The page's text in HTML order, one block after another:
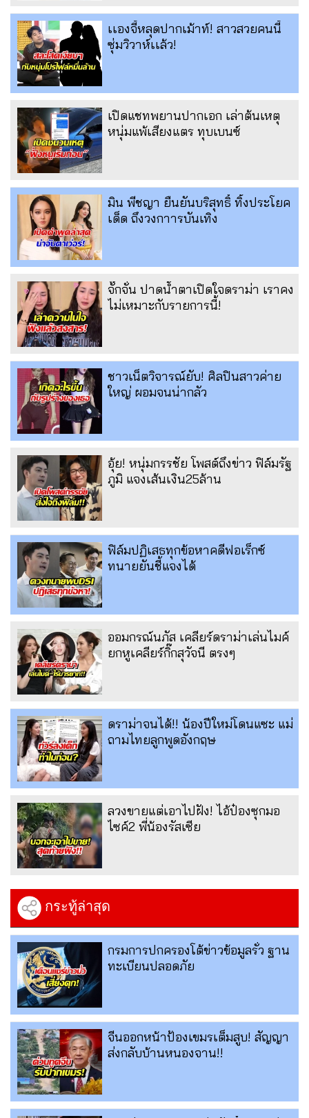
เเองจี้หลุดปากเม้าท์! สาวสวยคนนี้
ซุ่มวิวาห์เเล้ว!
เปิดแชทพยานปากเอก เล่าต้นเหตุ
หนุ่มแพ้เสียงแตร ทุบเบนซ์
มิน พีชญา ยืนยันบริสุทธิ์ ทิ้งประโยค
เด็ด ถึงวงกาารบันเทิง
จั๊กจั่น ปาดน้ำตาเปิดใจดราม่า เราคง
ไม่เหมาะกับรายการนี้!
ชาวเน็ตวิจารณ์ยับ! ศิลปินสาวค่าย
ใหญ่ ผอมจนน่ากลัว
อุ้ย! หนุ่มกรรชัย โพสต์ถึงข่าว ฟิล์มรัฐ
ภูมิ แจงเส้นเงิน25ล้าน
ฟิล์มปฏิเสธทุกข้อหาคดีฟอเร็กซ์
ทนายยันชี้แจงได้
ออมกรณ์นภัส เคลียร์ดราม่าเล่นไมค์
ยกหูเคลียร์กิ๊กสุวัจนี ตรงๆ
ดราม่าจนได้!! น้องปีใหม่โดนแซะ แม่
ถามไทยลูกพูดอังกฤษ
ลวงขายแต่เอาไปฝัง! ไอ้ป๋องซุกมอ
ไซค์2 พี่น้องรัสเซีย
กระทู้ล่าสุด
กรมการปกครองโต้ข่าวข้อมูลรั่ว ฐาน
ทะเบียนปลอดภัย
จีนออกหน้าป้องเขมรเต็มสูบ! สัญญา
ส่งกลับบ้านหนองจาน!!